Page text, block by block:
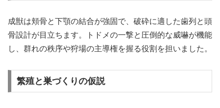
成獣は頬骨と下顎の結合が強固で、破砕に適した歯列と頭
骨設計が目立ちます。トドメの一撃と圧倒的な威嚇が機能
し、群れの秩序や狩場の主導権を握る役割を担いました。
繁殖と巣づくりの仮説